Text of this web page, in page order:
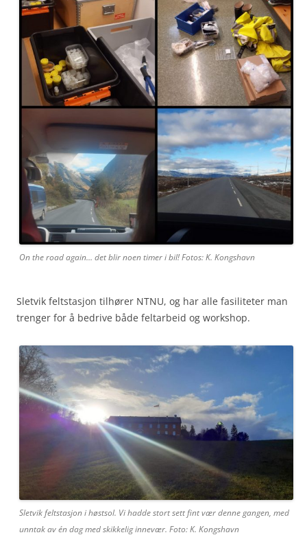
On the road again… det blir noen timer i bil! Fotos: K. Kongshavn
Sletvik feltstasjon tilhører NTNU, og har alle fasiliteter man
trenger for å bedrive både feltarbeid og workshop.
Sletvik feltstasjon i høstsol. Vi hadde stort sett fint vær denne gangen, med
unntak av én dag med skikkelig innevær. Foto: K. Kongshavn